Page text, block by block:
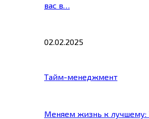
вас в…
02.02.2025
Тайм-менеджмент
Меняем жизнь к лучшему: